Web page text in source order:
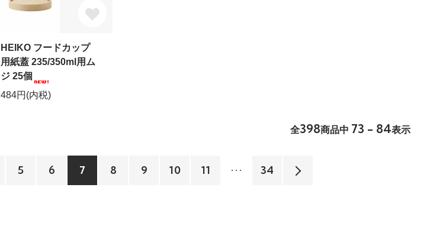
HEIKO フードカップ
用紙蓋 235/350ml用ム
ジ 25個
484円(内税)
全398商品中 73 - 84表示
5 6 7 8 9 10 11 34